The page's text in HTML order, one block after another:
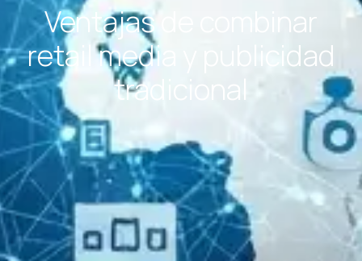
Ventajas de combinar
retail media y publicidad
tradicional